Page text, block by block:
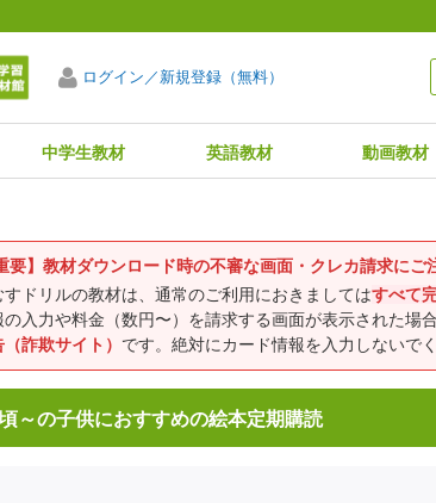
ログイン／新規登録（無料）
中学生教材 英語教材 動画教材
要】教材ダウンロード時の不審な画面・クレカ請求にご
すドリルの教材は、通常のご利用におきましてはすべて
の入力や料金（数円〜）を請求する画面が表示された場
詐欺サイト） です。絶対にカード情報を入力しないで
～の子供におすすめの絵本定期購読